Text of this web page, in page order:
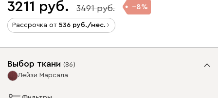
3211 3491 8
Рассрочка от 536 /мес.
Выбор ткани (86)
Лейзи Марсала